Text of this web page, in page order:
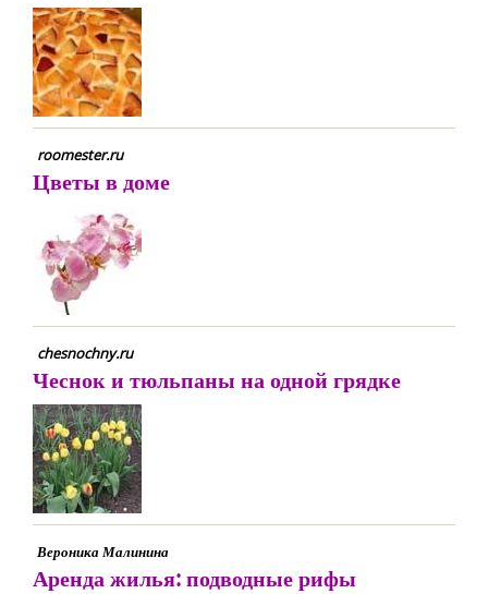
roomester.ru
Цветы в доме
chesnochny.ru
Чеснок и тюльпаны на одной грядке
Вероника Малинина
Аренда жилья: подводные рифы